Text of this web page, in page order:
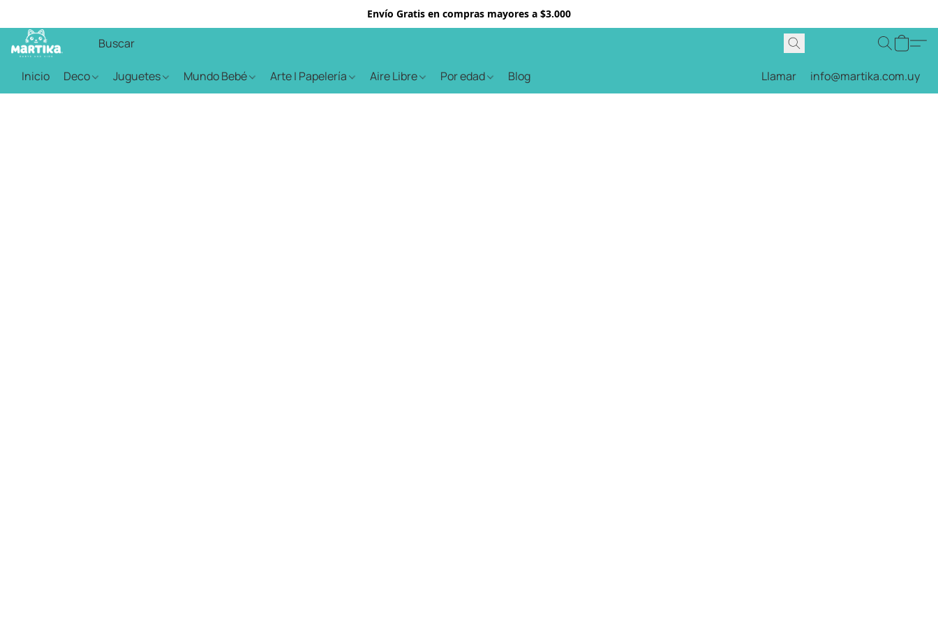
Envío Gratis en compras mayores a $3.000
Inicio Deco Juguetes Mundo Bebé Arte | Papelería Aire Libre Por edad Blog Llamar info@martika.com.uy